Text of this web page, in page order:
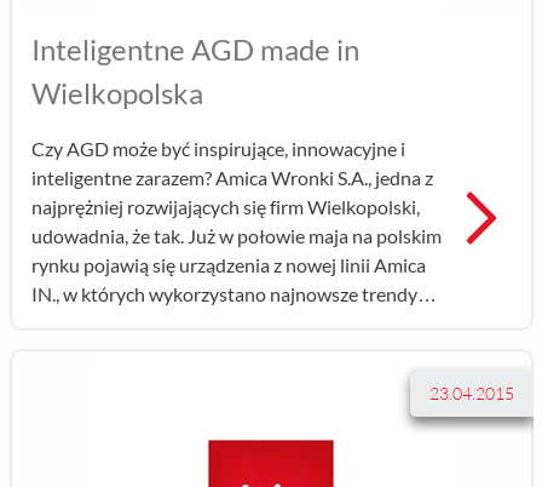
Inteligentne AGD made in
Wielkopolska
Czy AGD może być inspirujące, innowacyjne i
inteligentne zarazem? Amica Wronki S.A., jedna z
najprężniej rozwijających się firm Wielkopolski,
udowadnia, że tak. Już w połowie maja na polskim
rynku pojawią się urządzenia z nowej linii Amica
IN., w których wykorzystano najnowsze trendy
23.04.2015